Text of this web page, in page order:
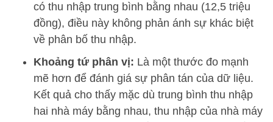
có thu nhập trung bình bằng nhau (12,5 triệu
đồng), điều này không phản ánh sự khác biệt
về phân bố thu nhập.
Khoảng tứ phân vị: Là một thước đo mạnh
mẽ hơn để đánh giá sự phân tán của dữ liệu.
Kết quả cho thấy mặc dù trung bình thu nhập
hai nhà máy bằng nhau, thu nhập của nhà máy